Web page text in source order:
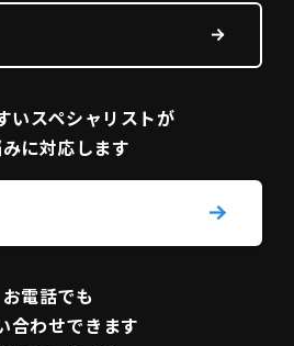
いスペシャリストが
に対応します
お電話でも
合わせできます